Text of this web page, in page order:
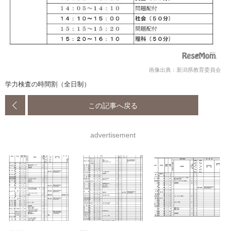
画像出典：新潟県教育委員会
学力検査の時間割（全日制）
この記事へ戻る
advertisement